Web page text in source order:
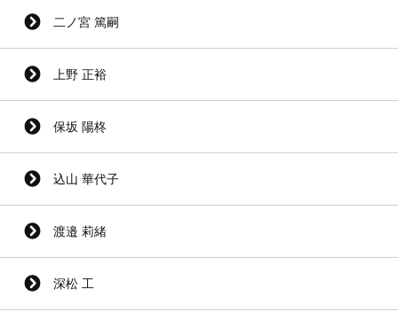
二ノ宮 篤嗣
上野 正裕
保坂 陽柊
込山 華代子
渡邉 莉緒
深松 工